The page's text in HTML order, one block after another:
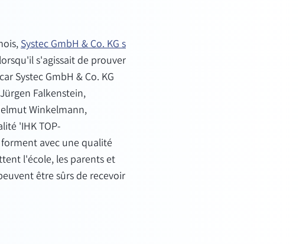
Systec GmbH & Co. KG s
s'agissait de prouver
Systec GmbH & Co. KG
Falkenstein,
Winkelmann,
'IHK TOP-
avec une qualité
l'école, les parents et
être sûrs de recevoir